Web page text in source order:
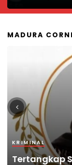
MADURA
KRIMINAL
Tertangkap
KRIMINAL
Terungkap,
PENDIDIKAN
Bangkalan
TOKOH
POJOK MADURA